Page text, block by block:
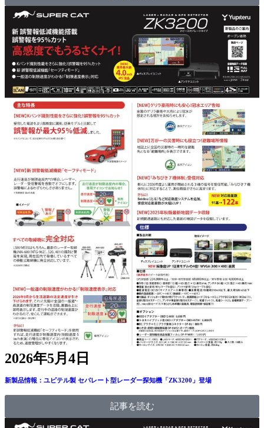
2026年5月4日
新製品情報：ユピテル製 セパレート型レーダー探知機「ZK3200」登場
記事を読む